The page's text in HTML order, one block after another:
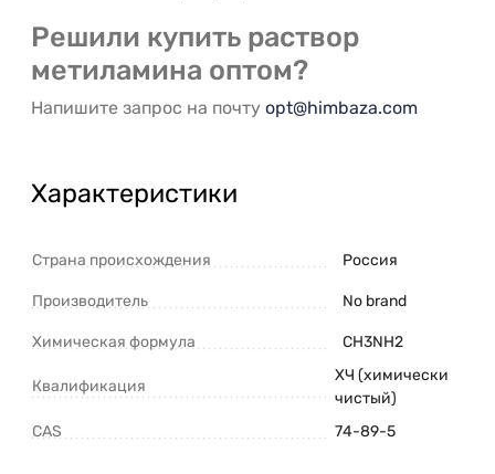
Решили купить раствор
метиламина оптом?
Напишите запрос на почту opt@himbaza.com
Характеристики
Страна происхождения Россия
Производитель No brand
Химическая формула CH3NH2
Квалификация
ХЧ (химически
чистый)
CAS
74-89-5